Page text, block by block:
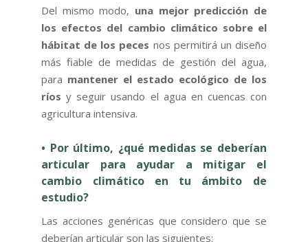
Del mismo modo, una mejor predicción de
los efectos del cambio climático sobre el
hábitat de los peces nos permitirá un diseño
más fiable de medidas de gestión del agua,
para mantener el estado ecológico de los
ríos y seguir usando el agua en cuencas con
agricultura intensiva.
• Por último, ¿qué medidas se deberían
articular para ayudar a mitigar el
cambio climático en tu ámbito de
estudio?
Las acciones genéricas que considero que se
deberían articular son las siguientes: